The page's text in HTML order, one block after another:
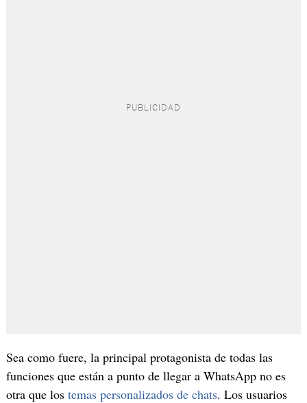
Sea como fuere, la principal protagonista de todas las
funciones que están a punto de llegar a WhatsApp no es
otra que los temas personalizados de chats. Los usuarios